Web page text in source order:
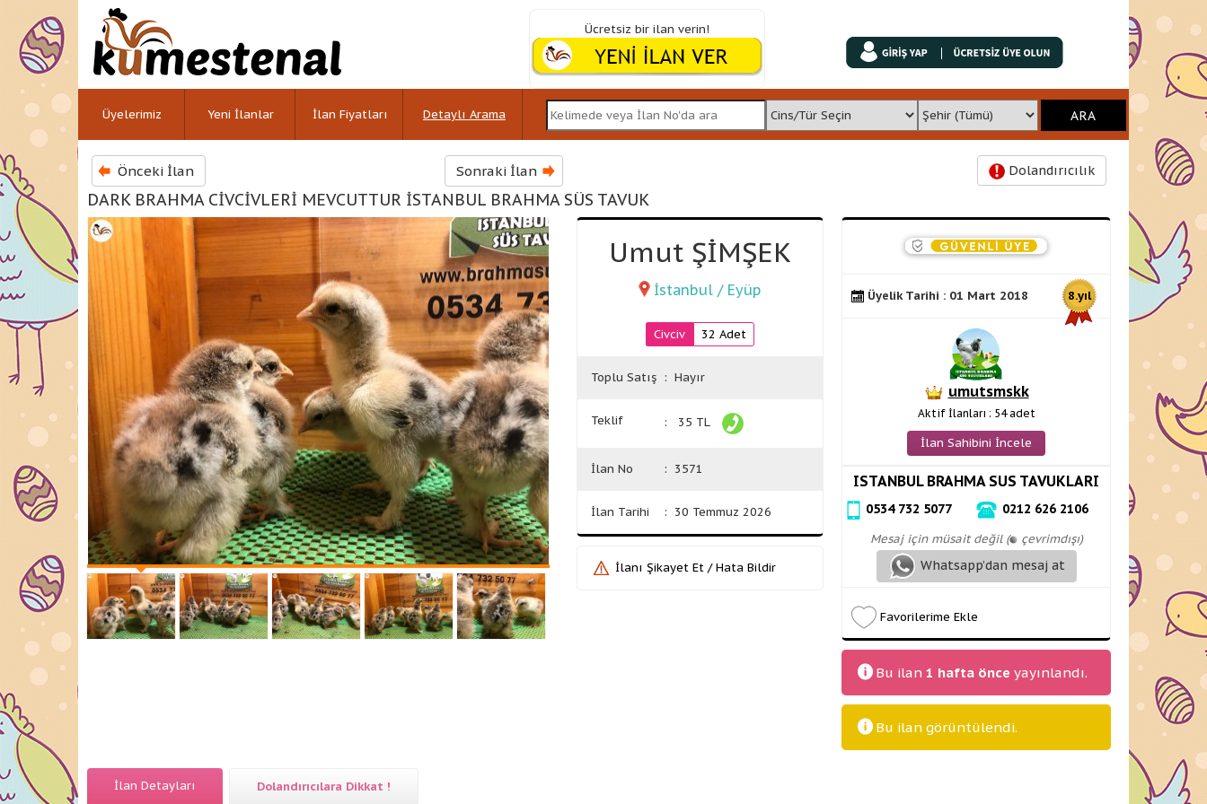
Ücretsiz bir ilan verin!
Üyelerimiz Yeni İlanlar İlan Fiyatları Detaylı Arama
Önceki İlan Sonraki İlan Dolandırıcılık
DARK BRAHMA CİVCİVLERİ MEVCUTTUR İSTANBUL BRAHMA SÜS TAVUK
Umut ŞİMŞEK
İstanbul / Eyüp
Civciv 32 Adet
Toplu Satış : Hayır
Teklif : 35 TL
İlan No : 3571
İlan Tarihi : 30 Temmuz 2026
İlanı Şikayet Et / Hata Bildir
Üyelik Tarihi : 01 Mart 2018 8.yıl
umutsmskk
Aktif İlanları : 54 adet
İlan Sahibini İncele
ISTANBUL BRAHMA SUS TAVUKLARI
0534 732 5077 0212 626 2106
Mesaj için müsait değil ( çevrimdışı)
Whatsapp’dan mesaj at
Favorilerime Ekle
Bu ilan 1 hafta önce yayınlandı.
Bu ilan görüntülendi.
İlan Detayları Dolandırıcılara Dikkat !